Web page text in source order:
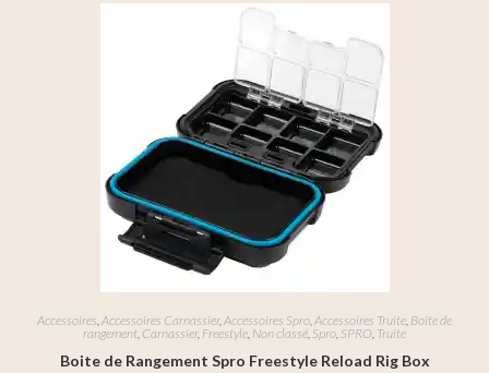
Accessoires Accessoires Carnassier, Accessoires Spro Accessoires Truite Boîte de
rangement Carnassier, Freestyle Non classé Spro SPRO Truite
Boite de Rangement Spro Freestyle Reload Rig Box